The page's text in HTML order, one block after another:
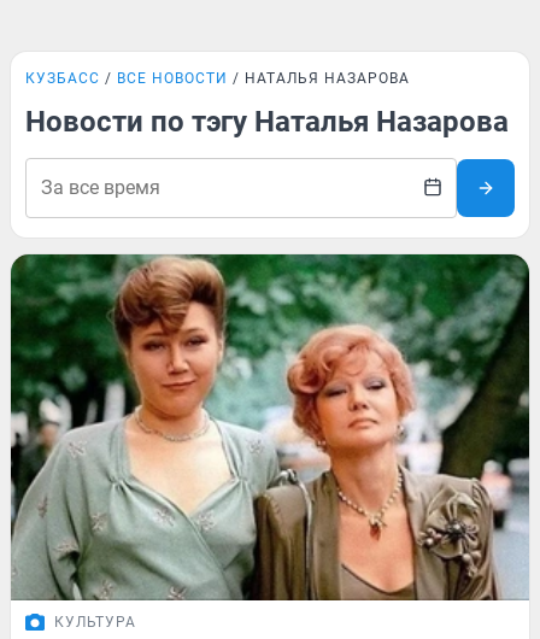
КУЗБАСС ВСЕ НОВОСТИ НАТАЛЬЯ НАЗАРОВА
Новости по тэгу Наталья Назарова
КУЛЬТУРА